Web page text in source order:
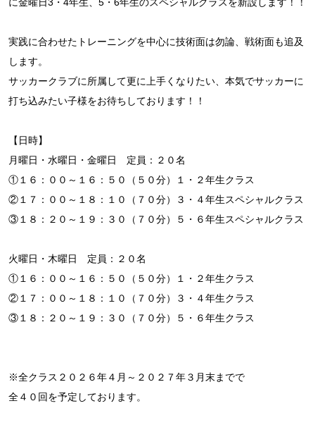
に金曜日3・4年生、5・6年生のスペシャルクラスを新設します！！
実践に合わせたトレーニングを中心に技術面は勿論、戦術面も追及
します。
サッカークラブに所属して更に上手くなりたい、本気でサッカーに
打ち込みたい子様をお待ちしております！！
【日時】
月曜日・水曜日・金曜日 定員：２０名
①１６：００～１６：５０（５０分）１・２年生クラス
②１７：００～１８：１０（７０分）３・４年生スペシャルクラス
③１８：２０～１９：３０（７０分）５・６年生スペシャルクラス
火曜日・木曜日 定員：２０名
①１６：００～１６：５０（５０分）１・２年生クラス
②１７：００～１８：１０（７０分）３・４年生クラス
③１８：２０～１９：３０（７０分）５・６年生クラス
※全クラス２０２６年４月～２０２７年３月末までで
全４０回を予定しております。